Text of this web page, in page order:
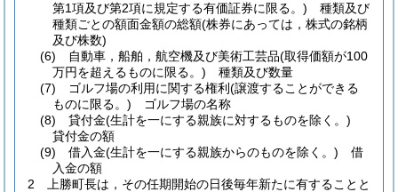
第1項及び第2項に規定する有価証券に限る。) 種類及び
種類ごとの額面金額の総額(株券にあっては，株式の銘柄
及び株数)
(6)
自動車，船舶，航空機及び美術工芸品(取得価額が100
万円を超えるものに限る。) 種類及び数量
(7)
ゴルフ場の利用に関する権利 (譲渡することができる
ものに限る。) ゴルフ場の名称
(8)
貸付金(生計を一にする親族に対するものを除く。)
貸付金の額
(9)
借入金(生計を一にする親族からのものを除く。) 借
入金の額
2
上勝町長は，その任期開始の日後毎年新たに有することと